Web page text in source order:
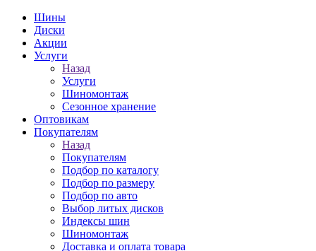
Шины
Диски
Акции
Услуги
Назад
Услуги
Шиномонтаж
Сезонное хранение
Оптовикам
Покупателям
Назад
Покупателям
Подбор по каталогу
Подбор по размеру
Подбор по авто
Выбор литых дисков
Индексы шин
Шиномонтаж
Доставка и оплата товара